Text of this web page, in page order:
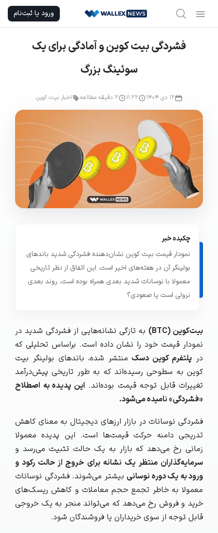
content
ورود یا ثبت‌نام
فشردگی بیت‌ کوین و آمادگی برای یک
سوئینگ بزرگ
۱۲ دی ۱۴۰۴ ۱۱:۲۲ 2 دقیقه مطالعه اخبار بیت کوین
چکیده خبر
نمودار قیمت بیت کوین نشان‌دهنده فشردگی شدید باندهای
بولینگر آن در هفته‌های اخیر است. این اتفاق از نظر تاریخی
معمولا با نوسانات شدید بعدی همراه بوده است. روند بعدی
نزولی است یا صعودی؟
بیت‌کوین (BTC)
به تازگی نشانه‌هایی از فشردگی شدید در
نمودار قیمت خود را نشان داده است. براساس تحلیلی که
در پلتفرم کوین دسک منتشر شده، باندهای بولینگر بیت‌
کوین به سطوحی رسیده‌اند که به طور تاریخی پیش‌درآمد
تغییرات قابل توجه قیمت بوده‌اند. این پدیده به اصطلاح
«فشردگی» نامیده می‌شود.
فشردگی نوسانات در بازار ارزهای دیجیتال به معنای کاهش
تدریجی دامنه حرکت قیمت‌ها است. این پدیده معمولا
زمانی رخ می‌دهد که بازار به یک حالت تثبیت می‌رسد و
سرمایه‌گذاران منتظر یک نشانه برای خروج از حالت رکود و
ورود به یک دوره نوسانی بیشتر می‌شوند. فشردگی نوسانات
معمولا به خاطر تجمع حجم معاملات و کاهش ریسک‌های
خرید و فروش رخ می‌دهد که می‌تواند منجر به یک خروجی
قابل توجه از سوی خریداران یا فروشندگان شود.